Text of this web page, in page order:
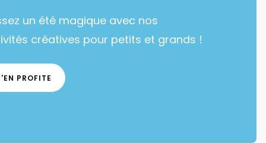
un été magique avec nos
créatives pour petits et grands !
PROFITE